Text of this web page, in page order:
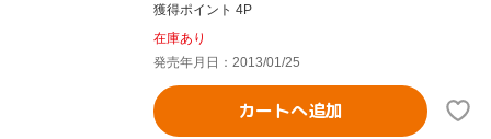
獲得ポイント 4P
在庫あり
発売年月日：2013/01/25
カートへ追加